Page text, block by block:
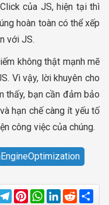
của JS, hiện tại thì
hoàn toàn có thể xếp
với JS.
không thật mạnh mẽ
Vì vậy, lời khuyên cho
thấy, bạn cần đảm bảo
hạn chế càng ít yếu tố
công việc của chúng.
Telegram
Pinterest
WhatsApp
LinkedIn
Reddit